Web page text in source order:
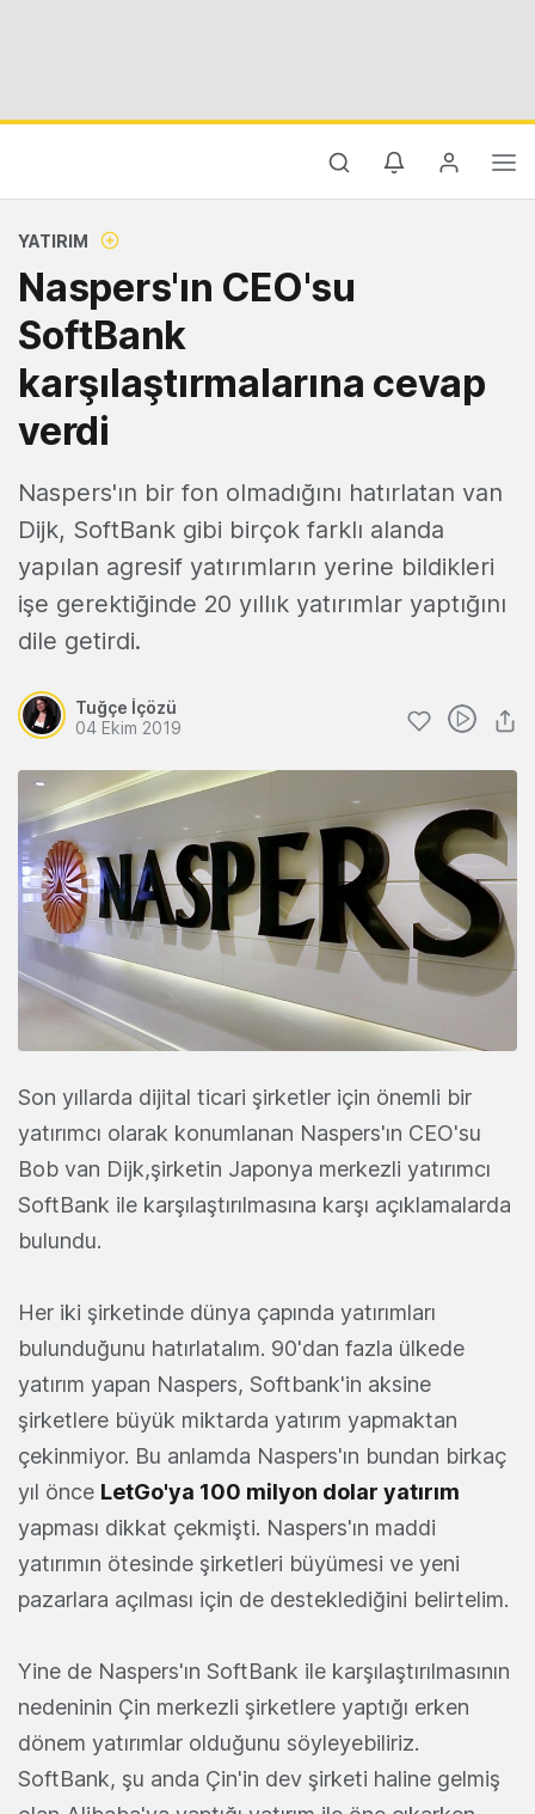
YATIRIM
Naspers'ın CEO'su
SoftBank
karşılaştırmalarına cevap
verdi
Naspers'ın bir fon olmadığını hatırlatan van
Dijk, SoftBank gibi birçok farklı alanda
yapılan agresif yatırımların yerine bildikleri
işe gerektiğinde 20 yıllık yatırımlar yaptığını
dile getirdi.
Tuğçe İçözü
04 Ekim 2019
Son yıllarda dijital ticari şirketler için önemli bir
yatırımcı olarak konumlanan Naspers'ın CEO'su
Bob van Dijk,şirketin Japonya merkezli yatırımcı
SoftBank ile karşılaştırılmasına karşı açıklamalarda
bulundu.
Her iki şirketinde dünya çapında yatırımları
bulunduğunu hatırlatalım. 90'dan fazla ülkede
yatırım yapan Naspers, Softbank'in aksine
şirketlere büyük miktarda yatırım yapmaktan
çekinmiyor. Bu anlamda Naspers'ın bundan birkaç
yıl önce LetGo'ya 100 milyon dolar yatırım
yapması dikkat çekmişti. Naspers'ın maddi
yatırımın ötesinde şirketleri büyümesi ve yeni
pazarlara açılması için de desteklediğini belirtelim.
Yine de Naspers'ın SoftBank ile karşılaştırılmasının
nedeninin Çin merkezli şirketlere yaptığı erken
dönem yatırımlar olduğunu söyleyebiliriz.
SoftBank, şu anda Çin'in dev şirketi haline gelmiş